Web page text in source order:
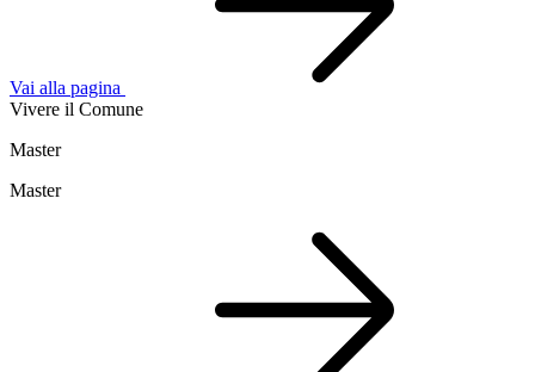
Vai alla pagina
Vivere il Comune
Master
Master